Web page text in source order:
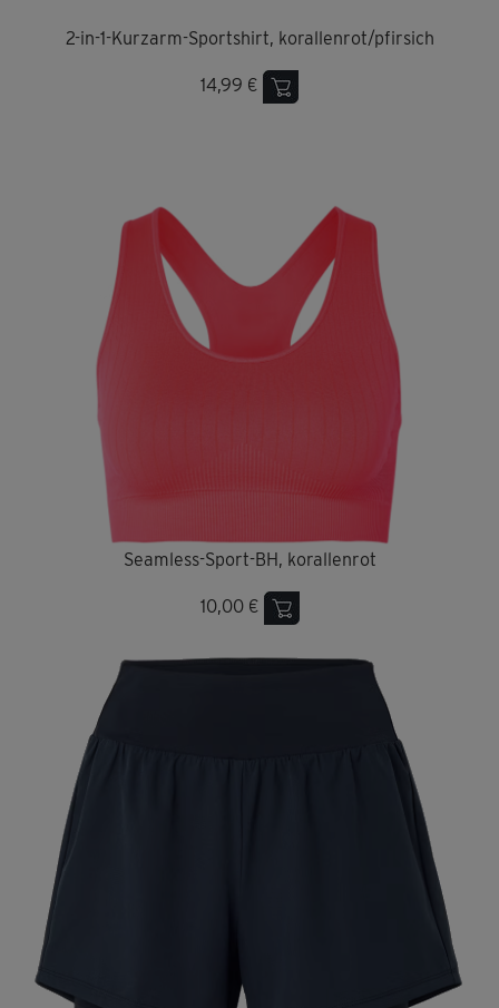
2-in-1-Kurzarm-Sportshirt, korallenrot/pfirsich
14,99 €
Seamless-Sport-BH, korallenrot
10,00 €